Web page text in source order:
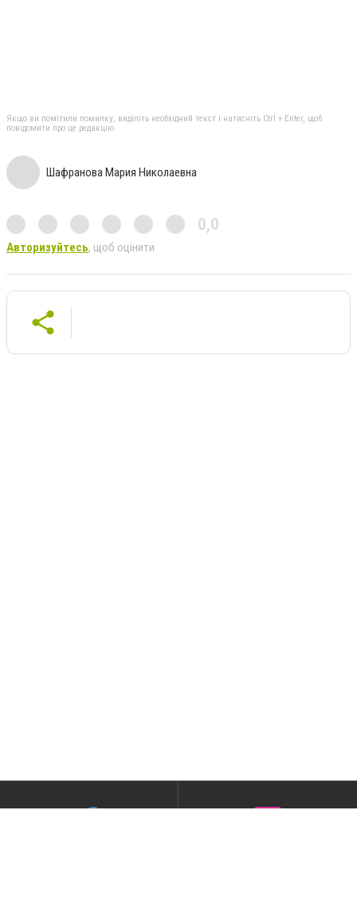
Якщо ви помітили помилку, виділіть необхідний текст і натисніть Ctrl + Enter, щоб
повідомити про це редакцію
Шафранова Мария Николаевна
0,0
Авторизуйтесь, щоб оцінити